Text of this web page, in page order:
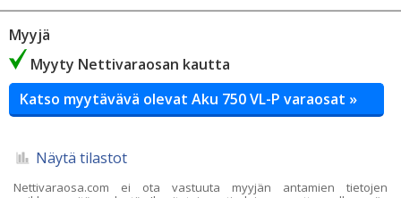
Myyjä
Myyty Nettivaraosan kautta
Katso myytävävä olevat Aku 750 VL-P varaosat »
Näytä tilastot
Nettivaraosa.com ei ota vastuuta myyjän antamien tietojen